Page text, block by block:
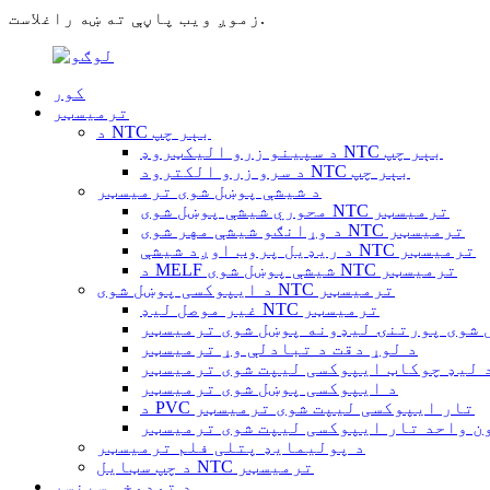
زموږ ویب پاڼې ته ښه راغلاست.
کور
ترمیسټر
د NTC بېر چپ
د سپینو زرو الیکټروډ NTC بېر چپ
د سرو زرو الکترود NTC بېر چپ
د شیشې پوښل شوی ترمیسټر
محوري شیشې پوښل شوی NTC ترمیسټر
د وړانګو شیشې مهر شوی NTC ترمیسټر
د ریډیل پروب اوږد شیشې NTC ترمیسټر
د MELF شیشې پوښل شوی NTC ترمیسټر
د ایپوکسی پوښل شوی NTC ترمیسټر
غیر موصل لیډ NTC ترمیسټر
شوی پورتنۍ لیډونه پوښل شوی ترمیسټر
د لوړ دقت د تبادلې وړ ترمیسټر
د لیډ چوکاټ ایپوکسی لیپت شوی ترمیسټر
د ایپوکسی پوښل شوی ترمیسټر
د PVC تار ایپوکسی لیپت شوی ترمیسټر
واحد تار ایپوکسی لیپت شوی ترمیسټر
د پولیمایډ پتلی فلم ترمیسټر
د چپ سټایل NTC ترمیسټر
د تودوخې سینسر